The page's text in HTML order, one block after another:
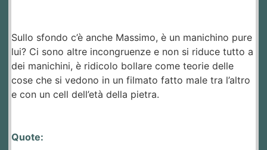
Sullo sfondo c’è anche Massimo, è un manichino pure
lui? Ci sono altre incongruenze e non si riduce tutto a
dei manichini, è ridicolo bollare come teorie delle
cose che si vedono in un filmato fatto male tra l’altro
e con un cell dell’età della pietra.
Quote: